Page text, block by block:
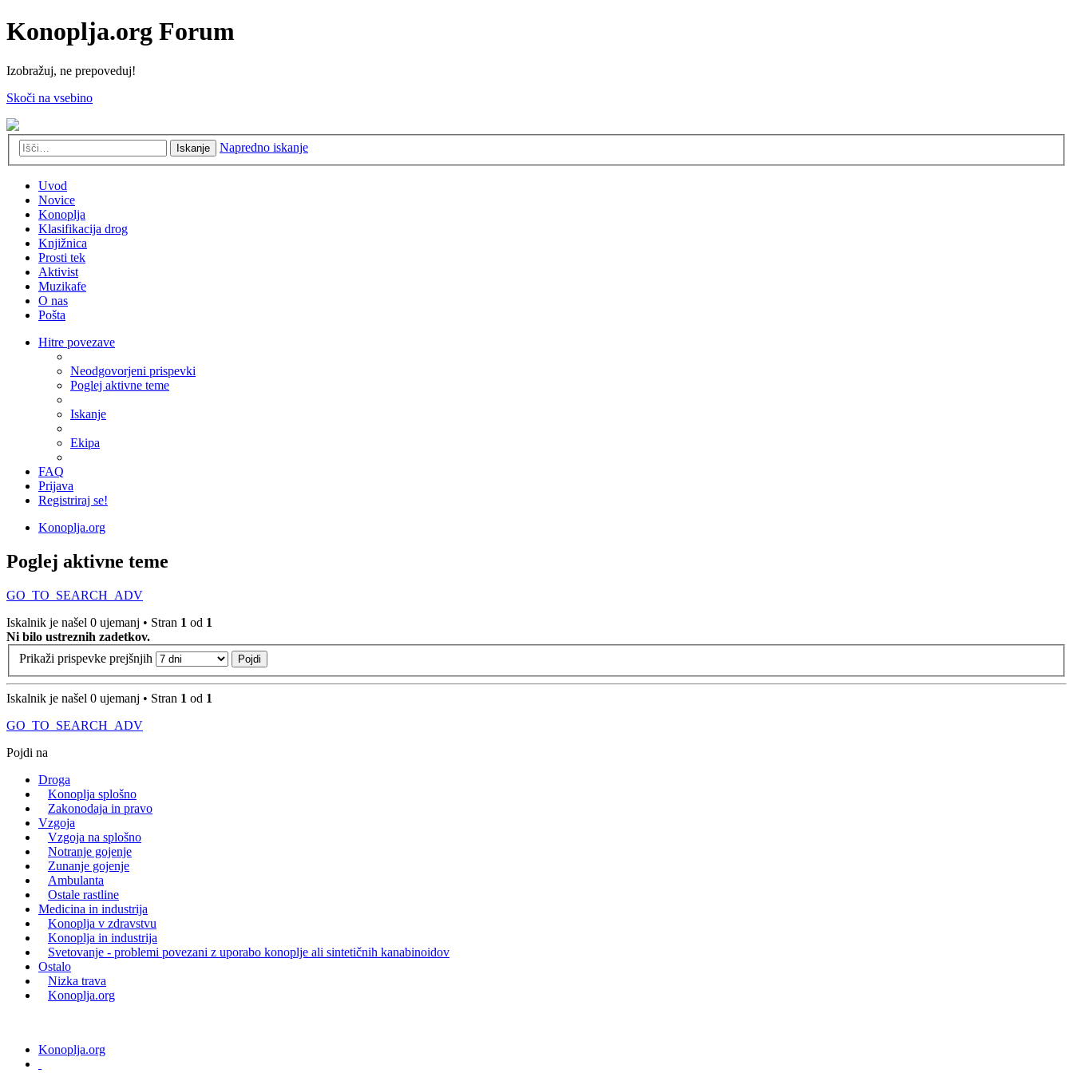
Konoplja.org Forum
Izobražuj, ne prepoveduj!
Skoči na vsebino
Iskanje Napredno iskanje
Uvod
Novice
Konoplja
Klasifikacija drog
Knjižnica
Prosti tek
Aktivist
Muzikafe
O nas
Pošta
Hitre povezave
Neodgovorjeni prispevki
Poglej aktivne teme
Iskanje
Ekipa
FAQ
Prijava
Registriraj se!
Konoplja.org
Poglej aktivne teme
GO_TO_SEARCH_ADV
Iskalnik je našel 0 ujemanj • Stran 1 od 1
Ni bilo ustreznih zadetkov.
Prikaži prispevke prejšnjih
Iskalnik je našel 0 ujemanj • Stran 1 od 1
GO_TO_SEARCH_ADV
Pojdi na
Droga
Konoplja splošno
Zakonodaja in pravo
Vzgoja
Vzgoja na splošno
Notranje gojenje
Zunanje gojenje
Ambulanta
Ostale rastline
Medicina in industrija
Konoplja v zdravstvu
Konoplja in industrija
Svetovanje - problemi povezani z uporabo konoplje ali sintetičnih kanabinoidov
Ostalo
Nizka trava
Konoplja.org
Konoplja.org